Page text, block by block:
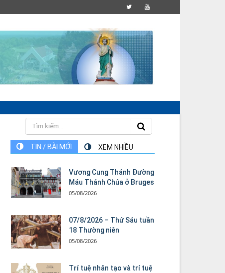
TIN / BÀI MỚI XEM NHIỀU
Vương Cung Thánh Ðường
Máu Thánh Chúa ở Bruges
05/08/2026
07/8/2026 – Thứ Sáu tuần
18 Thường niên
05/08/2026
Trí tuệ nhân tạo và trí tuệ